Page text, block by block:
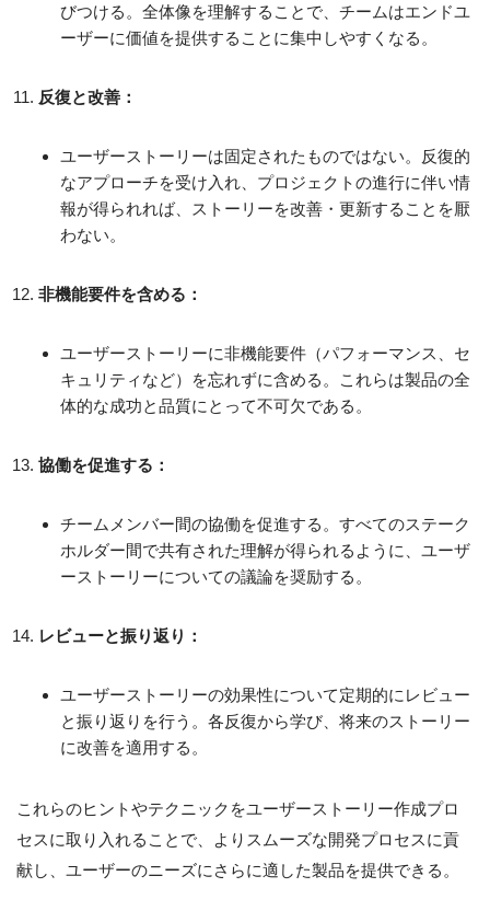
びつける。全体像を理解することで、チームはエンドユ
ーザーに価値を提供することに集中しやすくなる。
反復と改善：
ユーザーストーリーは固定されたものではない。反復的
なアプローチを受け入れ、プロジェクトの進行に伴い情
報が得られれば、ストーリーを改善・更新することを厭
わない。
非機能要件を含める：
ユーザーストーリーに非機能要件（パフォーマンス、セ
キュリティなど）を忘れずに含める。これらは製品の全
体的な成功と品質にとって不可欠である。
協働を促進する：
チームメンバー間の協働を促進する。すべてのステーク
ホルダー間で共有された理解が得られるように、ユーザ
ーストーリーについての議論を奨励する。
レビューと振り返り：
ユーザーストーリーの効果性について定期的にレビュー
と振り返りを行う。各反復から学び、将来のストーリー
に改善を適用する。
これらのヒントやテクニックをユーザーストーリー作成プロ
セスに取り入れることで、よりスムーズな開発プロセスに貢
献し、ユーザーのニーズにさらに適した製品を提供できる。